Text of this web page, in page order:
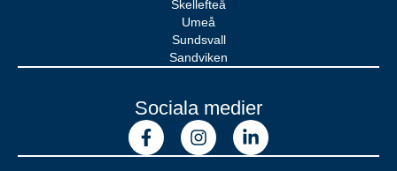
Skellefteå
Umeå
Sundsvall
Sandviken
Sociala medier